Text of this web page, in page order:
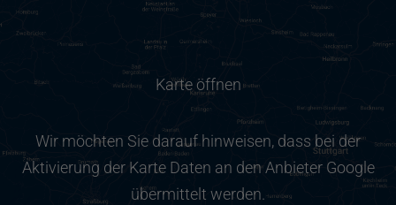
Karte öffnen
Wir möchten Sie darauf hinweisen, dass bei der
Aktivierung der Karte Daten an den Anbieter Google
übermittelt werden.